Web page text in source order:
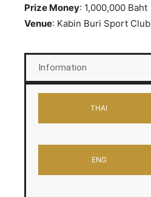
Prize Money: 1,000,000 Baht
Venue: Kabin Buri Sport Club
Information
THAI
ENG